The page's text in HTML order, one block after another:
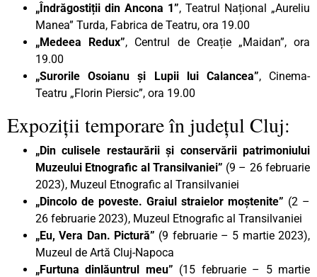
„Îndrăgostiții din Ancona 1”, Teatrul Național „Aureliu
Manea” Turda, Fabrica de Teatru, ora 19.00
„Medeea Redux”, Centrul de Creație „Maidan”, ora
19.00
„Surorile Osoianu și Lupii lui Calancea”, Cinema-
Teatru „Florin Piersic”, ora 19.00
Expoziții temporare în județul Cluj:
„Din culisele restaurării și conservării patrimoniului
Muzeului Etnografic al Transilvaniei” (9 – 26 februarie
2023), Muzeul Etnografic al Transilvaniei
„Dincolo de poveste. Graiul straielor moștenite” (2 –
26 februarie 2023), Muzeul Etnografic al Transilvaniei
„Eu, Vera Dan. Pictură” (9 februarie – 5 martie 2023),
Muzeul de Artă Cluj-Napoca
„Furtuna dinlăuntrul meu” (15 februarie – 5 martie